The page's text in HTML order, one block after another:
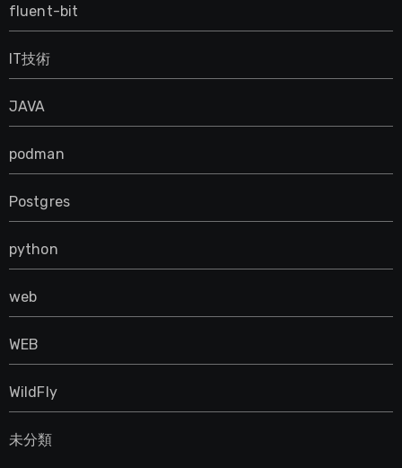
fluent-bit
IT技術
JAVA
podman
Postgres
python
web
WEB
WildFly
未分類